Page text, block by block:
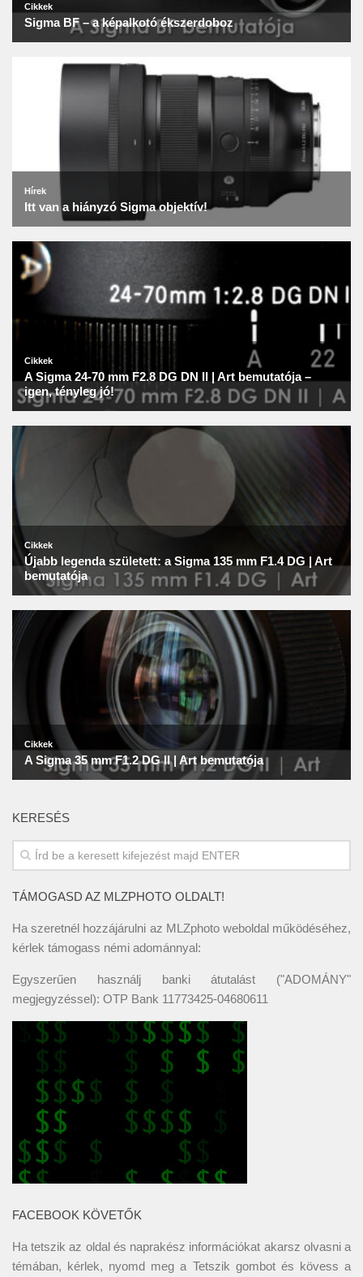
KERESÉS
TÁMOGASD AZ MLZPHOTO OLDALT!
Ha szeretnél hozzájárulni az MLZphoto weboldal működéséhez,
kérlek támogass némi adománnyal:
Egyszerűen használj banki átutalást ("ADOMÁNY"
megjegyzéssel): OTP Bank 11773425-04680611
FACEBOOK KÖVETŐK
Ha tetszik az oldal és naprakész információkat akarsz olvasni a
témában, kérlek, nyomd meg a Tetszik gombot és kövess a